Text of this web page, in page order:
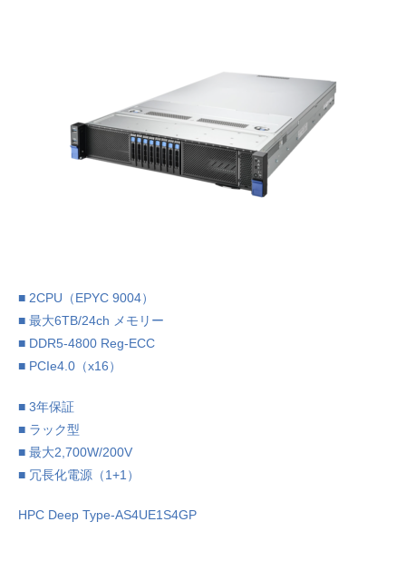
■ 2CPU（EPYC 9004）
■ 最大6TB/24ch メモリー
■ DDR5-4800 Reg-ECC
■ PCIe4.0（x16）
■ 3年保証
■ ラック型
■ 最大2,700W/200V
■ 冗長化電源（1+1）
HPC Deep Type-AS4UE1S4GP